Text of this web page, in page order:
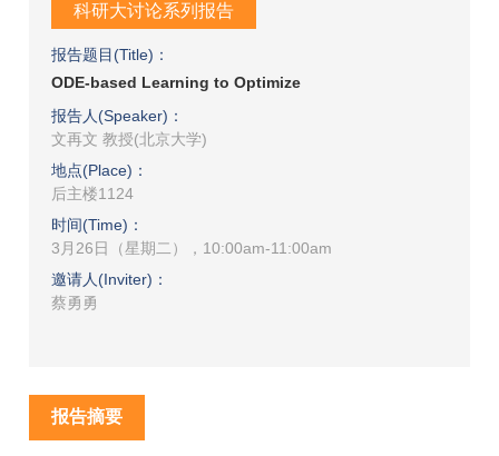
科研大讨论系列报告
报告题目(Title)：
ODE-based Learning to Optimize
报告人(Speaker)：
文再文 教授(北京大学)
地点(Place)：
后主楼1124
时间(Time)：
3月26日（星期二），10:00am-11:00am
邀请人(Inviter)：
蔡勇勇
报告摘要